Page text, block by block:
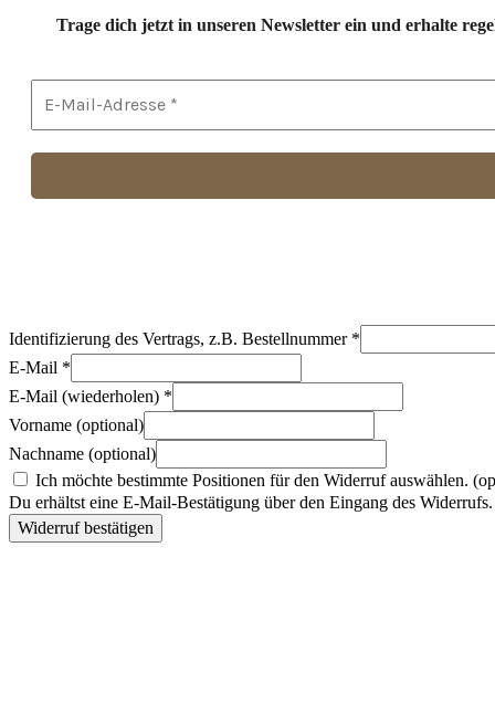
Trage dich jetzt in unseren Newsletter ein und erhalte
Identifizierung des Vertrags, z.B. Bestellnummer *
E-Mail *
E-Mail (wiederholen) *
Vorname (optional)
Nachname (optional)
Ich möchte bestimmte Positionen für den Widerruf auswählen.
Du erhältst eine E-Mail-Bestätigung über den Eingang des
Widerruf bestätigen